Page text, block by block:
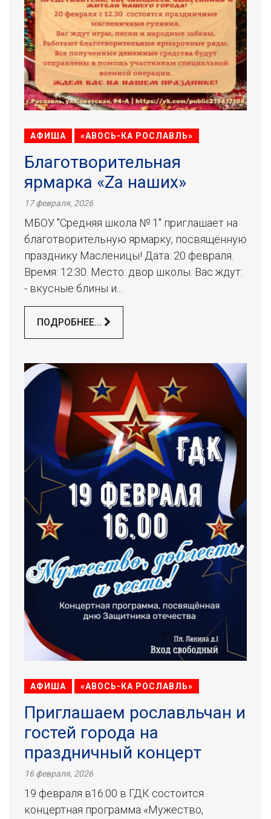
АФИША «АВОСЬ-КА РОСЛАВЛЬ»
Благотворительная
ярмарка «Zа наших»
17 февраля, 2026
МБОУ "Средняя школа № 1" приглашает на
благотворительную ярмарку, посвящённую
празднику Масленицы! Дата: 20 февраля.
Время: 12:30. Место: двор школы. Вас ждут:
- вкусные блины и...
ПОДРОБНЕЕ...
АФИША «АВОСЬ-КА РОСЛАВЛЬ»
Приглашаем рославльчан и
гостей города на
праздничный концерт
16 февраля, 2026
19 февраля в16:00 в ГДК состоится
концертная программа «Мужество,